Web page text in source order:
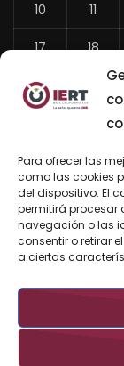
Para ofrecer las
como las cookies
del dispositivo. El
permitirá procesar
navegación o las
consentir o retirar
a ciertas
10 11
17 18
24
BUSCAR